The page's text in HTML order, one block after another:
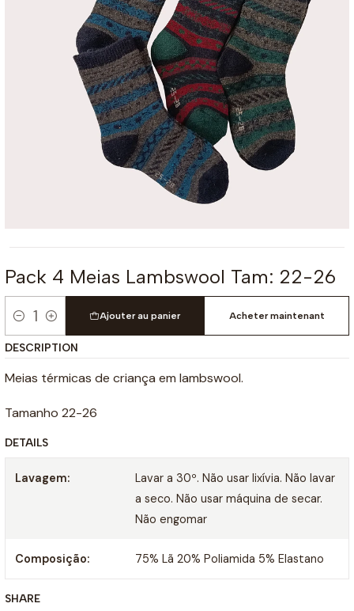
Pack 4 Meias Lambswool Tam: 22-26
Quantité
Ajouter au panier Acheter maintenant
DESCRIPTION
Meias térmicas de criança em lambswool.
Tamanho 22-26
DETAILS
Lavagem:
Lavar a 30º. Não usar lixívia. Não lavar
a seco. Não usar máquina de secar.
Não engomar
Composição: 75% Lã 20% Poliamida 5% Elastano
SHARE